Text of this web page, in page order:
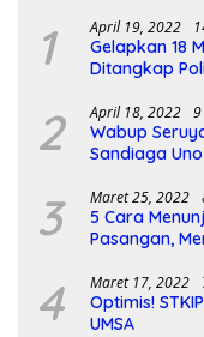
1 April 19, 2022
Gelapkan 18
Ditangkap
2 April 18, 2022
Wabup
Sandiaga
3 Maret 25, 2022
5 Cara
Pasangan,
4 Maret 17, 2022
Optimis!
UMSA